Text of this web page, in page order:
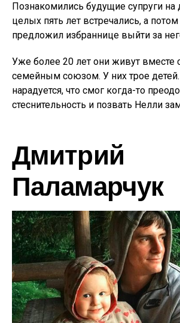
Познакомились будущие супруги на
целых пять лет встречались, а потом
предложил избраннице выйти за
Уже более 20 лет они живут вместе
семейным союзом. У них трое
нарадуется, что смог когда-то
стеснительность и позвать Нелли
Дмитрий
Паламарчук